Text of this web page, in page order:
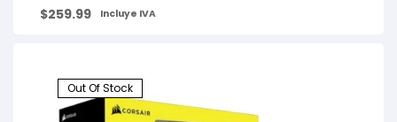
$259.99 Incluye IVA
Out Of Stock